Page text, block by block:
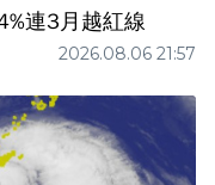
連3月越紅線
2026.08.06 21:57